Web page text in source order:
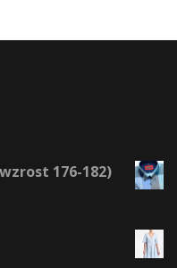
176-182)